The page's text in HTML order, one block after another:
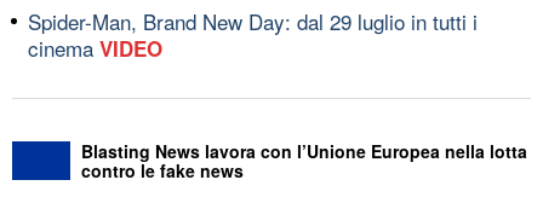
Spider-Man, Brand New Day: dal 29 luglio in tutti i
cinema VIDEO
Blasting News lavora con l’Unione Europea nella lotta
contro le fake news